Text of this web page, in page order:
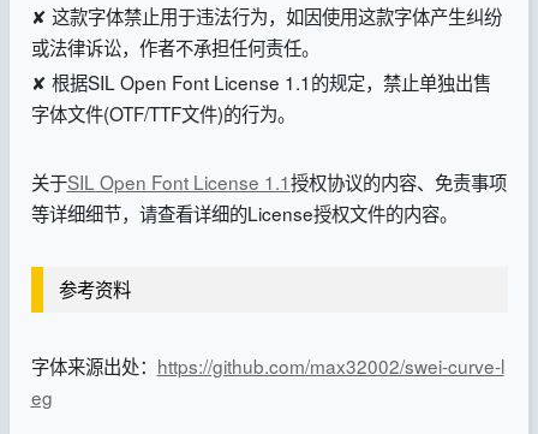
✘ 这款字体禁止用于违法行为，如因使用这款字体产生纠纷
或法律诉讼，作者不承担任何责任。
✘ 根据SIL Open Font License 1.1的规定，禁止单独出售
字体文件(OTF/TTF文件)的行为。
关于SIL Open Font License 1.1授权协议的内容、免责事项
等详细细节，请查看详细的License授权文件的内容。
参考资料
字体来源出处： https://github.com/max32002/swei-curve-l
eg